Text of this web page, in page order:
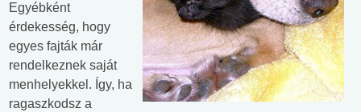
Egyébként
érdekesség, hogy
egyes fajták már
rendelkeznek saját
menhelyekkel. Így, ha
ragaszkodsz a